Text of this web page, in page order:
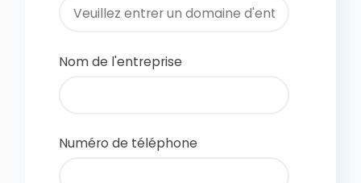
Nom de l'entreprise
Numéro de téléphone